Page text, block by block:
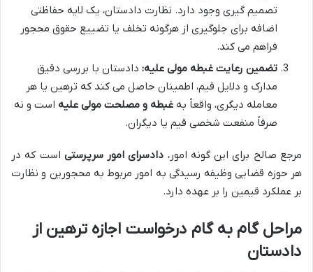
تصمیم گیری وجود دارد. نظارت دادستان، یک لایه حفاظتی
اضافه برای جلوگیری از هرگونه تخلف یا تضییع حقوق محجور
فراهم می کند.
تضمین رعایت غبطه مولی علیه: دادستان با بررسی دقیق
مدارک و دلایل قیم، اطمینان حاصل می کند که ترهین یا هر
معامله دیگری، واقعاً به غبطه و مصلحت مولی علیه است و نه
صرفاً منفعت شخصی قیم یا دیگران.
مرجع صالح برای این گونه امور، دادسرای امور سرپرستی است که در
هر حوزه قضایی وظیفه رسیدگی به امور مربوط به محجورین و نظارت
بر عملکرد قیمین را بر عهده دارد.
مراحل گام به گام درخواست اجازه ترهین از
دادستان